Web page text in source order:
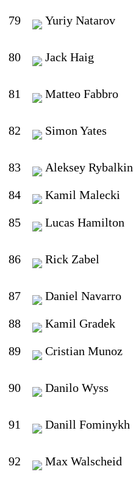
79 Yuriy Natarov
80 Jack Haig
81 Matteo Fabbro
82 Simon Yates
83 Aleksey Rybalkin
84 Kamil Malecki
85 Lucas Hamilton
86 Rick Zabel
87 Daniel Navarro
88 Kamil Gradek
89 Cristian Munoz
90 Danilo Wyss
91 Danill Fominykh
92 Max Walscheid